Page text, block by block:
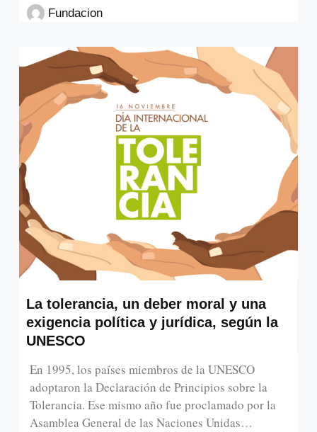
Fundacion
La tolerancia, un deber moral y una
exigencia política y jurídica, según la
UNESCO
En 1995, los países miembros de la UNESCO
adoptaron la Declaración de Principios sobre la
Tolerancia. Ese mismo año fue proclamado por la
Asamblea General de las Naciones Unidas…